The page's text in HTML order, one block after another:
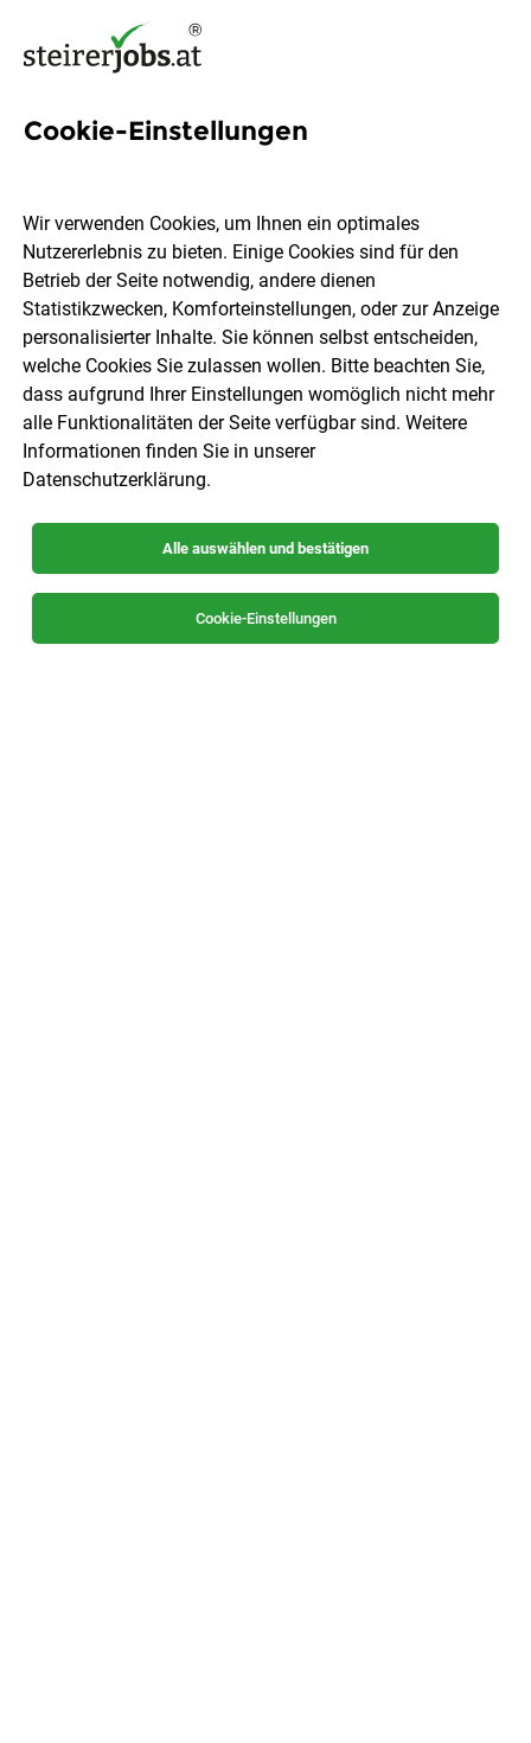
Technischer Vertrieb
Würth Handelsges.m.b.H.
Steiermark, Kärnten, Burgenland
Vollzeit
08.08.2026
Cookie-Einstellungen
Wir verwenden Cookies, um Ihnen ein optimales
Nutzererlebnis zu bieten. Einige Cookies sind für den
Betrieb der Seite notwendig, andere dienen
Statistikzwecken, Komforteinstellungen, oder zur Anzeige
personalisierter Inhalte. Sie können selbst entscheiden,
welche Cookies Sie zulassen wollen. Bitte beachten Sie,
dass aufgrund Ihrer Einstellungen womöglich nicht mehr
alle Funktionalitäten der Seite verfügbar sind. Weitere
Informationen finden Sie in unserer
Datenschutzerklärung.
Alle auswählen und bestätigen
Cookie-Einstellungen